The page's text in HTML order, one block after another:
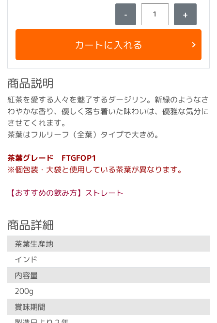
- +
カートに入れる
商品説明
紅茶を愛する人々を魅了するダージリン。新緑のようなさ
わやかな香り、優しく落ち着いた味わいは、優雅な気分に
させてくれます。
茶葉はフルリーフ（全葉）タイプで大きめ。
茶葉グレード FTGFOP1
※個包装・大袋と使用している茶葉が異なります。
【おすすめの飲み方】ストレート
商品詳細
茶葉生産地
インド
内容量
200g
賞味期間